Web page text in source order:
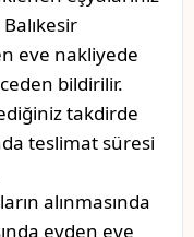
eve nakliyede
bildirilir.
takdirde
teslimat süresi
alınmasında
evden eve